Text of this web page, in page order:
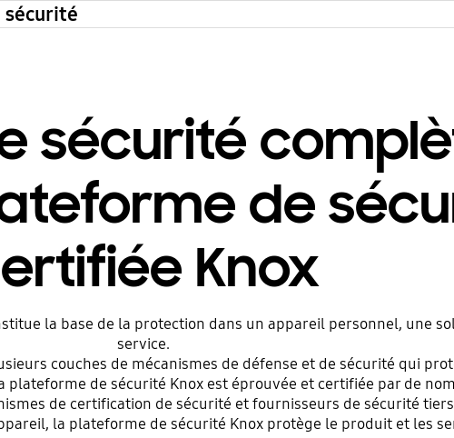
sécurité
sécurité
de
Knox
la base de la protection dans un appareil personnel, une
service.
couches de mécanismes de défense et de sécurité qui
plateforme de sécurité Knox est éprouvée et certifiée par de
de certification de sécurité et fournisseurs de sécurité
la plateforme de sécurité Knox protège le produit et les